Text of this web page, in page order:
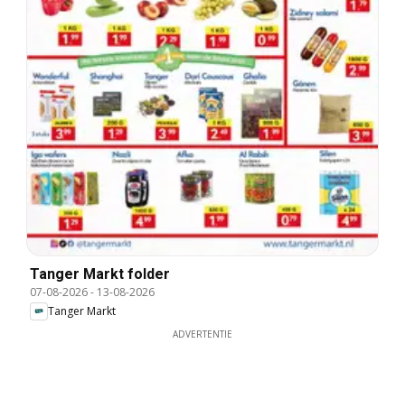
Tanger Markt folder
07-08-2026- 13-08-2026
Tanger Markt
ADVERTENTIE